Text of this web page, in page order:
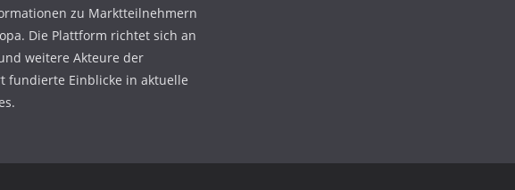
zu Marktteilnehmern
Die Plattform richtet sich an
weitere Akteure der
fundierte Einblicke in aktuelle